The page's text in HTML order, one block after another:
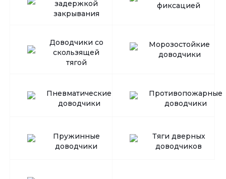
задержкой
закрывания
фиксацией
Доводчики со
скользящей
тягой
Морозостойкие
доводчики
Пневматические
доводчики
Противопожарные
доводчики
Пружинные
доводчики
Тяги дверных
доводчиков